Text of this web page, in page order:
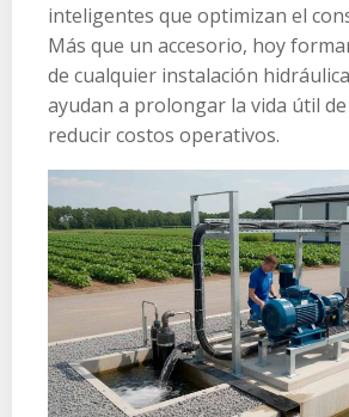
inteligentes que optimizan el
Más que un accesorio, hoy
de cualquier instalación
ayudan a prolongar la vida útil
reducir costos operativos.